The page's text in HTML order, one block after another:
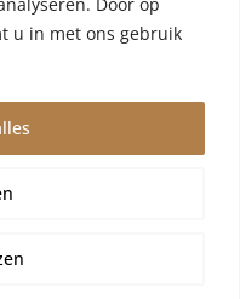
u in met ons gebruik